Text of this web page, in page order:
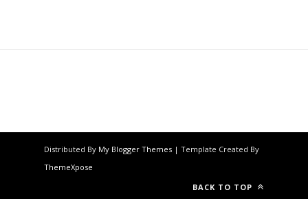
Distributed By My Blogger Themes | Template Created By
ThemeXpose
BACK TO TOP